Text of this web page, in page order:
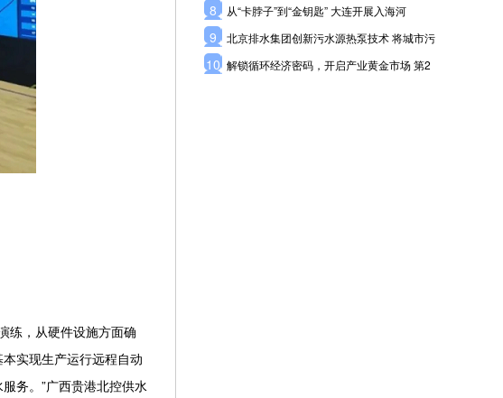
练，从硬件设施方面确
实现生产运行远程自动
务。”广西贵港北控供水
8 从“卡脖子”到“金钥匙” 大连开展入海河
9 北京排水集团创新污水源热泵技术 将城市污
10 解锁循环经济密码，开启产业黄金市场 第2